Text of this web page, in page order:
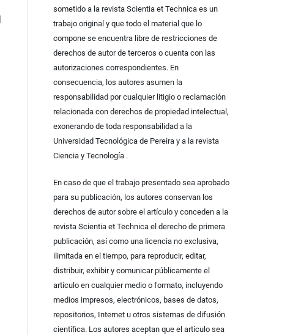
sometido a la revista Scientia et Technica es un
trabajo original y que todo el material que lo
compone se encuentra libre de restricciones de
derechos de autor de terceros o cuenta con las
autorizaciones correspondientes. En
consecuencia, los autores asumen la
responsabilidad por cualquier litigio o reclamación
relacionada con derechos de propiedad intelectual,
exonerando de toda responsabilidad a la
Universidad Tecnológica de Pereira y a la revista
Ciencia y Tecnología .
En caso de que el trabajo presentado sea aprobado
para su publicación, los autores conservan los
derechos de autor sobre el artículo y conceden a la
revista Scientia et Technica el derecho de primera
publicación, así como una licencia no exclusiva,
ilimitada en el tiempo, para reproducir, editar,
distribuir, exhibir y comunicar públicamente el
artículo en cualquier medio o formato, incluyendo
medios impresos, electrónicos, bases de datos,
repositorios, Internet u otros sistemas de difusión
científica. Los autores aceptan que el artículo sea